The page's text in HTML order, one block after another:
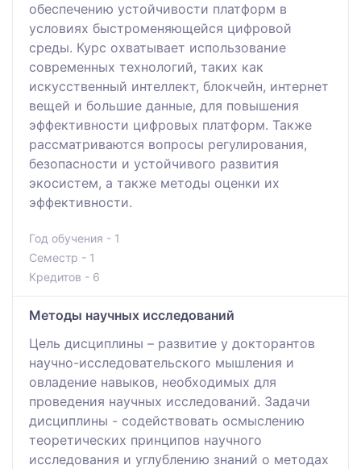
обеспечению устойчивости платформ в
условиях быстроменяющейся цифровой
среды. Курс охватывает использование
современных технологий, таких как
искусственный интеллект, блокчейн, интернет
вещей и большие данные, для повышения
эффективности цифровых платформ. Также
рассматриваются вопросы регулирования,
безопасности и устойчивого развития
экосистем, а также методы оценки их
эффективности.
Год обучения - 1
Семестр - 1
Кредитов - 6
Методы научных исследований
Цель дисциплины – развитие у докторантов
научно-исследовательского мышления и
овладение навыков, необходимых для
проведения научных исследований. Задачи
дисциплины - содействовать осмыслению
теоретических принципов научного
исследования и углублению знаний о методах